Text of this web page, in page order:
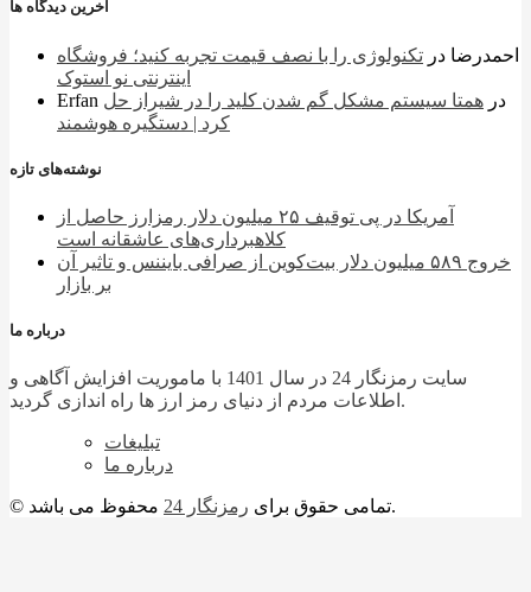
آخرین دیدگاه ها
احمدرضا در تکنولوژی را با نصف قیمت تجربه کنید؛ فروشگاه
اینترنتی نو استوک
Erfan
در همتا سیستم مشکل گم شدن کلید را در شیراز حل
کرد | دستگیره هوشمند
نوشته‌های تازه
آمریکا در پی توقیف ۲۵ میلیون دلار رمزارز حاصل از
کلاهبرداری‌های عاشقانه است
خروج ۵۸۹ میلیون دلار بیت‌کوین از صرافی بایننس و تاثیر آن
بر بازار
درباره ما
سایت رمزنگار 24 در سال 1401 با ماموریت افزایش آگاهی و
اطلاعات مردم از دنیای رمز ارز ها راه اندازی گردید.
تبلیغات
درباره ما
© تمامی حقوق برای رمزنگار 24 محفوظ می باشد.